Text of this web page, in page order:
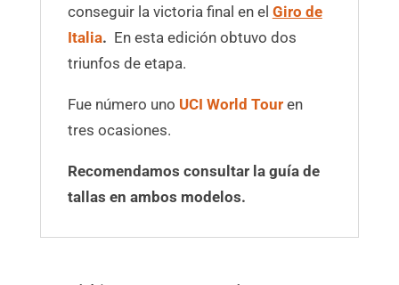
conseguir la victoria final en el Giro de
Italia. En esta edición obtuvo dos
triunfos de etapa.
Fue número uno UCI World Touren
tres ocasiones.
Recomendamos consultar la guía de
tallas en ambos modelos.